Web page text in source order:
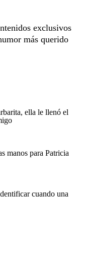
exclusivos
más querido
ella le llenó el
manos para Patricia
cuando una